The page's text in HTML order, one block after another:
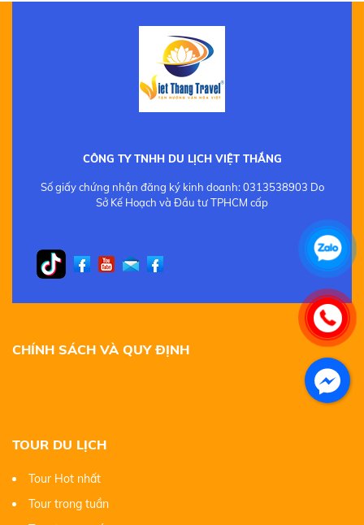
CÔNG TY TNHH DU LỊCH VIỆT THẮNG
Số giấy chứng nhận đăng ký kinh doanh: 0313538903 Do
Sở Kế Hoạch và Đầu tư TPHCM cấp
CHÍNH SÁCH VÀ QUY ĐỊNH
TOUR DU LỊCH
Tour Hot nhất
Tour trong tuần